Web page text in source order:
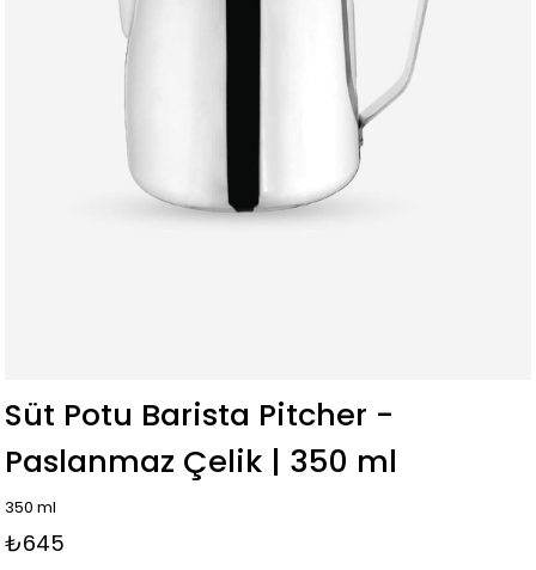
Süt Potu Barista Pitcher -
Paslanmaz Çelik | 350 ml
350 ml
₺645